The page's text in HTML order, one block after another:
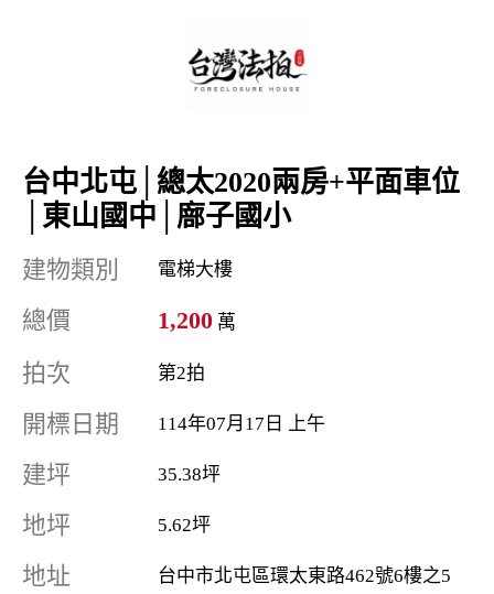
台中北屯│總太2020兩房+平面車位
│東山國中│廍子國小
建物類別 電梯大樓
總價 1,200 萬
拍次 第2拍
開標日期 114年07月17日 上午
建坪 35.38坪
地坪 5.62坪
地址 台中市北屯區環太東路462號6樓之5